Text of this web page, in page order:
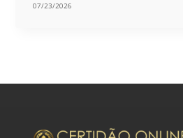
07/23/2026